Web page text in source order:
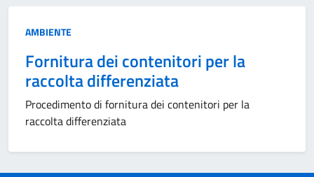
Categoria:
AMBIENTE
Fornitura dei contenitori per la
raccolta differenziata
Procedimento di fornitura dei contenitori per la
raccolta differenziata